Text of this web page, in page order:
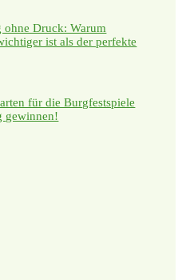
ohne Druck: Warum
ist als der perfekte
für die Burgfestspiele
gewinnen!